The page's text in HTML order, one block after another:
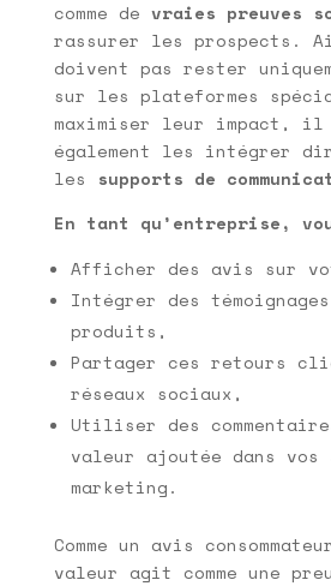
comme de vraies preuves
rassurer les prospects.
doivent pas rester
sur les plateformes
maximiser leur impact,
également les intégrer
les
supports de
En tant qu’entreprise,
Afficher des avis sur
Intégrer des
produits,
Partager ces retours
réseaux sociaux,
Utiliser des
valeur ajoutée dans vos
marketing.
Comme un avis
valeur agit comme une